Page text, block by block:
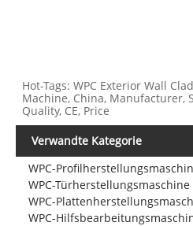
Hot-Tags: WPC Exterior Wall
Machine, China, Manufacturer,
Quality, CE, Price
Verwandte Kategorie
WPC-
WPC-Türherstellungsmaschine
WPC-
WPC-